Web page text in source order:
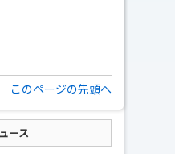
このページの先頭へ
ース